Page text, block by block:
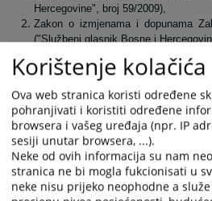
Hercegovine", broj 59/2009),
Zakon o izmjenama i dopunama
("Službeni glasnik Bosne i
Prikazana vijest je na: Hrvatski
Vijest dostupna još na : English
Prateći dokumenti
Zakon o izmjenama i
diskriminacije SG BiH 66_2016
Zakon o zabrani diskriminacije
Korištenje kolačića
Ova web stranica koristi određene
pohranjivati i koristiti određene
browsera i vašeg uređaja (npr. IP
sesiji unutar browsera, ...).
Neke od ovih informacija su nam
stranica ne bi mogla fukcionisati u
neke nisu prijeko neophodne a